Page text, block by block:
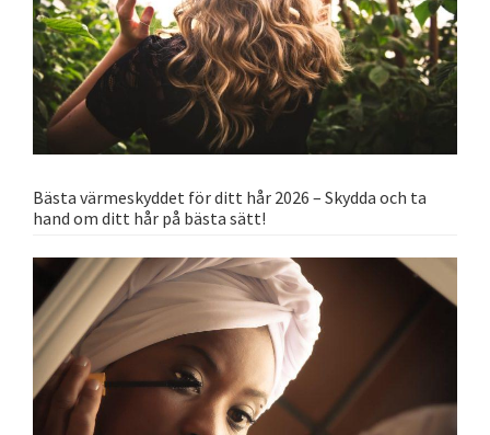
Bästa värmeskyddet för ditt hår 2026 – Skydda och ta
hand om ditt hår på bästa sätt!